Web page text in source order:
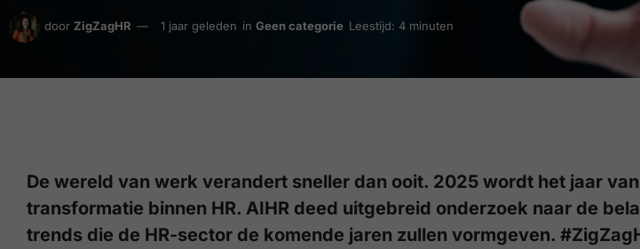
door ZigZagHR 1 jaar geleden in Geen categorie Leestijd: 4 minuten
De wereld van werk verandert sneller dan ooit. 2025 wordt het jaar
transformatie binnen HR. AIHR deed uitgebreid onderzoek naar de
trends die de HR-sector de komende jaren zullen vormgeven.